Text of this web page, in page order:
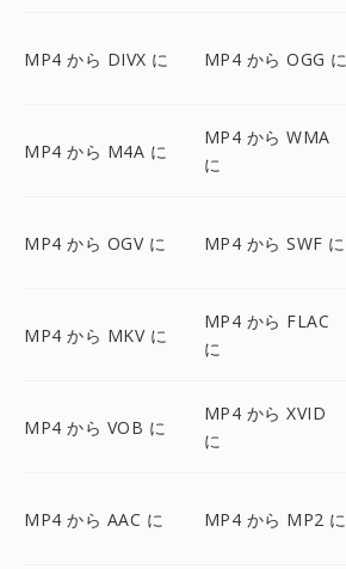
MP4 から DIVX に MP4 から OGG に
MP4 から M4A に
MP4 から WMA
に
MP4 から OGV に MP4 から SWF に
MP4 から MKV に
MP4 から FLAC
に
MP4 から VOB に
MP4 から XVID
に
MP4 から AAC に MP4 から MP2 に